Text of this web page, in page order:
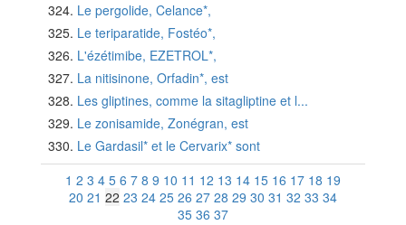
Le pergolide, Celance*,
Le teriparatide, Fostéo*,
L'ézétimibe, EZETROL*,
La nitisinone, Orfadin*, est
Les gliptines, comme la sitagliptine et l...
Le zonisamide, Zonégran, est
Le Gardasil* et le Cervarix* sont
1 2 3 4 5 6 7 8 9 10 11 12 13 14 15 16 17 18 19
20 21 22 23 24 25 26 27 28 29 30 31 32 33 34
35 36 37